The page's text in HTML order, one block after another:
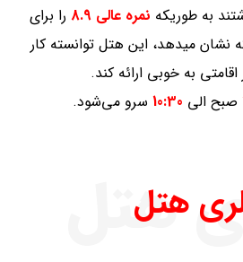
به طوریکه نمره عالی 8.9
را برای
نشان میدهد، این هتل توانسته کار
به خوبی ارائه کند.
صبح الی 10:30 سرو می‌شود.
هتل
هتل